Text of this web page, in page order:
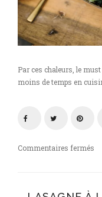
Par ces chaleurs, le
moins de temps en
Commentaires fermés